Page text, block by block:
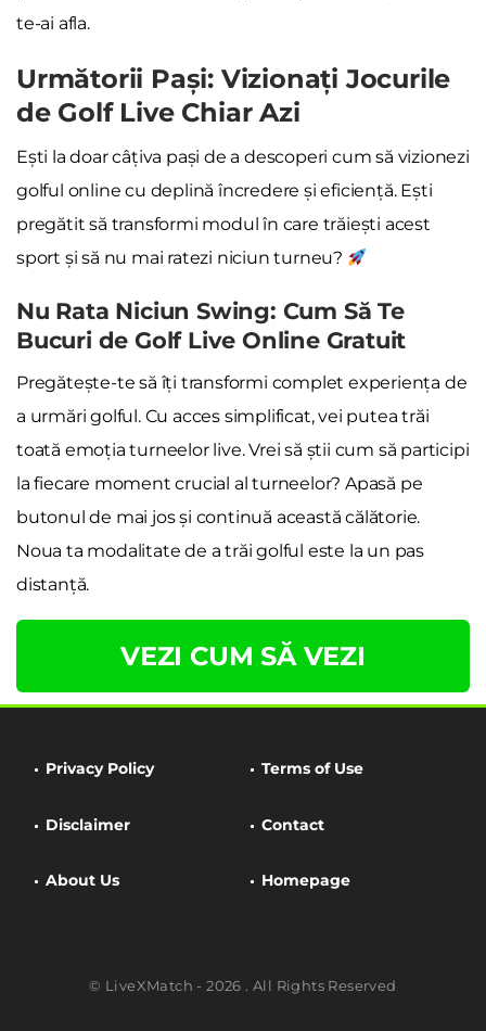
te-ai afla.
Următorii Pași: Vizionați Jocurile
de Golf Live Chiar Azi
Ești la doar câțiva pași de a descoperi cum să vizionezi
golful online cu deplină încredere și eficiență. Ești
pregătit să transformi modul în care trăiești acest
sport și să nu mai ratezi niciun turneu?
Nu Rata Niciun Swing: Cum Să Te
Bucuri de Golf Live Online Gratuit
Pregătește-te să îți transformi complet experiența de
a urmări golful. Cu acces simplificat, vei putea trăi
toată emoția turneelor live. Vrei să știi cum să participi
la fiecare moment crucial al turneelor? Apasă pe
butonul de mai jos și continuă această călătorie.
Noua ta modalitate de a trăi golful este la un pas
distanță.
VEZI CUM SĂ VEZI
Privacy Policy Terms of Use
Disclaimer Contact
About Us Homepage
© LiveXMatch - 2026 . All Rights Reserved